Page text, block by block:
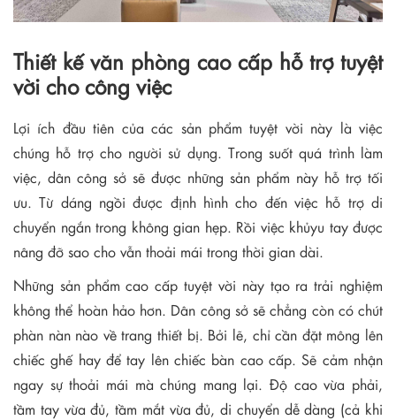
Thiết kế văn phòng cao cấp hỗ trợ tuyệt
vời cho công việc
Lợi ích đầu tiên của các sản phẩm tuyệt vời này là việc
chúng hỗ trợ cho người sử dụng. Trong suốt quá trình làm
việc, dân công sở sẽ được những sản phẩm này hỗ trợ tối
ưu. Từ dáng ngồi được định hình cho đến việc hỗ trợ di
chuyển ngắn trong không gian hẹp. Rồi việc khủyu tay được
nâng đỡ sao cho vẫn thoải mái trong thời gian dài.
Những sản phẩm cao cấp tuyệt vời này tạo ra trải nghiệm
không thể hoàn hảo hơn. Dân công sở sẽ chẳng còn có chút
phàn nàn nào về trang thiết bị. Bởi lẽ, chỉ cần đặt mông lên
chiếc ghế hay để tay lên chiếc bàn cao cấp. Sẽ cảm nhận
ngay sự thoải mái mà chúng mang lại. Độ cao vừa phải,
tầm tay vừa đủ, tầm mắt vừa đủ, di chuyển dễ dàng (cả khi